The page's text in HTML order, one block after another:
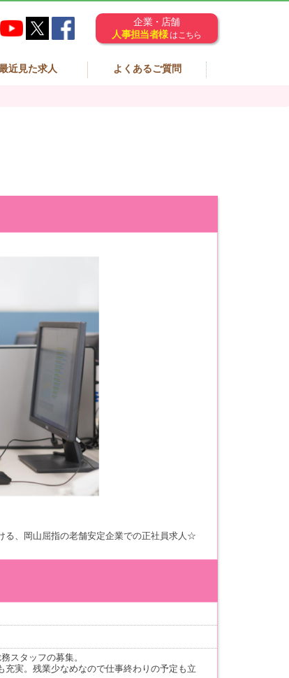
企業・店舗
人事担当者様 はこちら
近見た求人 よくあるご質問
る、岡山屈指の老舗安定企業での正社員求人☆
スタッフの募集。
実。残業少なめなので仕事終わりの予定も立